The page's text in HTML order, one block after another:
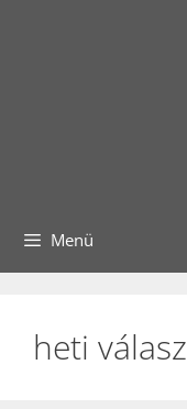
Menü
heti válasz